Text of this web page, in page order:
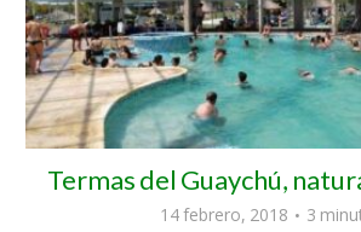
Termas del Guaychú,
14 febrero, 2018
3